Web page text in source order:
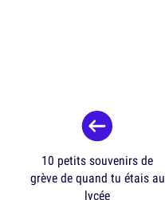
10 petits souvenirs de
grève de quand tu étais au
lycée